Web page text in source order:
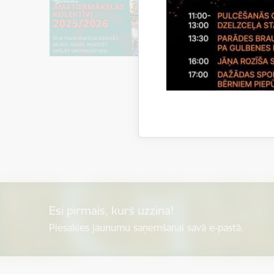
Esi pirmais, kurš uzzina!
Piesakies jaunumu saņemšanai savā e-pastā.